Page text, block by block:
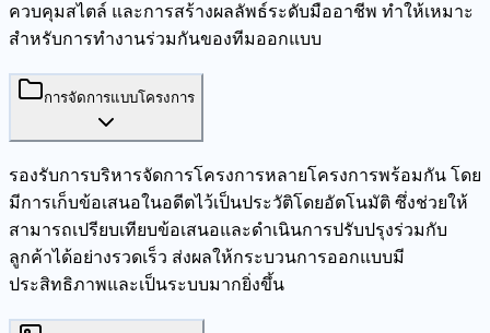
ควบคุมสไตล์ และการสร้างผลลัพธ์ระดับมืออาชีพ ทำให้เหมาะ
สำหรับการทำงานร่วมกันของทีมออกแบบ
การจัดการแบบโครงการ
รองรับการบริหารจัดการโครงการหลายโครงการพร้อมกัน โดย
มีการเก็บข้อเสนอในอดีตไว้เป็นประวัติโดยอัตโนมัติ ซึ่งช่วยให้
สามารถเปรียบเทียบข้อเสนอและดำเนินการปรับปรุงร่วมกับ
ลูกค้าได้อย่างรวดเร็ว ส่งผลให้กระบวนการออกแบบมี
ประสิทธิภาพและเป็นระบบมากยิ่งขึ้น